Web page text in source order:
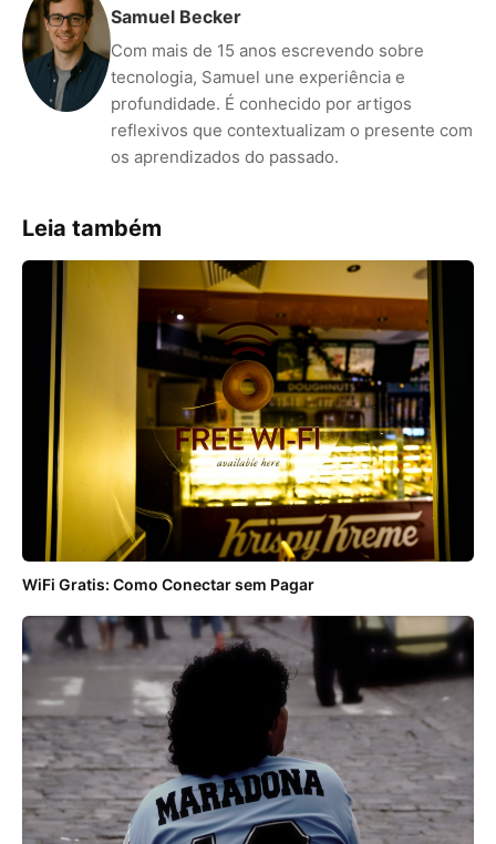
Samuel Becker
Com mais de 15 anos escrevendo sobre
tecnologia, Samuel une experiência e
profundidade. É conhecido por artigos
reflexivos que contextualizam o presente com
os aprendizados do passado.
Leia também
WiFi Gratis: Como Conectar sem Pagar